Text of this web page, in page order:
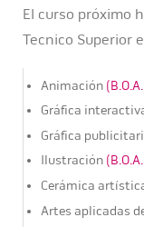
El curso próximo
Tecnico Superior
Animación
Gráfica
Gráfica
Ilustración
Cerámica
Artes aplicadas